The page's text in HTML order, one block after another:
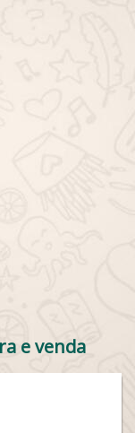
e venda